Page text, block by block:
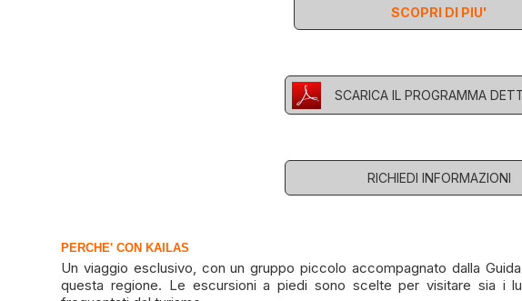
SCOPRI DI PIU'
SCARICA IL PROGRAMMA
RICHIEDI INFORMAZIONI
PERCHE' CON KAILAS
Un viaggio esclusivo, con un gruppo piccolo accompagnato dalla
questa regione. Le escursioni a piedi sono scelte per visitare sia i